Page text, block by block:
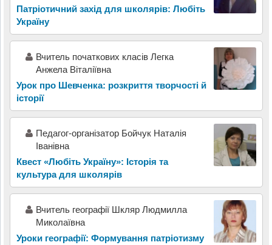
Патріотичний захід для школярів: Любіть
Україну
Вчитель початкових класів Легка
Анжела Віталіївна
Урок про Шевченка: розкриття творчості й
історії
Педагог-організатор Бойчук Наталія
Іванівна
Квест «Любіть Україну»: Історія та
культура для школярів
Вчитель географії Шкляр Людмилла
Миколаївна
Уроки географії: Формування патріотизму